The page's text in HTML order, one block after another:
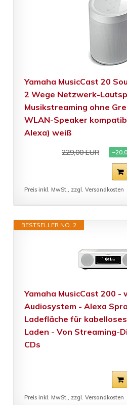
Yamaha MusicCast 20
2 Wege Netzwerk-
Musikstreaming ohne
WLAN-Speaker
Alexa) weiß
229,00 EUR
Preis inkl. MwSt., zzgl. Versandkosten
BESTSELLER NO. 2
Yamaha MusicCast 200
Audiosystem - Alexa
Ladefläche für
Laden - Von Streaming-
CDs
Preis inkl. MwSt., zzgl. Versandkosten